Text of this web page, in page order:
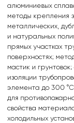
алюминиевых
методы крепления
металлических,
и натуральных
прямых участках
поверхностях;
мастик и
изоляции
элемента до 300
для
свойства
холодильных